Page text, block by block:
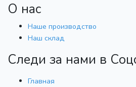
О нас
Наше производство
Наш склад
Следи за нами в
Главная